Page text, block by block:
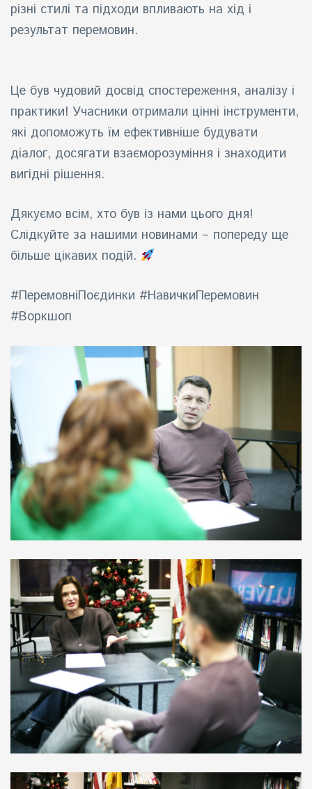
різні стилі та підходи впливають на хід і
результат перемовин.
Це був чудовий досвід спостереження, аналізу і
практики! Учасники отримали цінні інструменти,
які допоможуть їм ефективніше будувати
діалог, досягати взаєморозуміння і знаходити
вигідні рішення.
Дякуємо всім, хто був із нами цього дня!
Слідкуйте за нашими новинами – попереду ще
більше цікавих подій.
#ПеремовніПоєдинки #НавичкиПеремовин
#Воркшоп